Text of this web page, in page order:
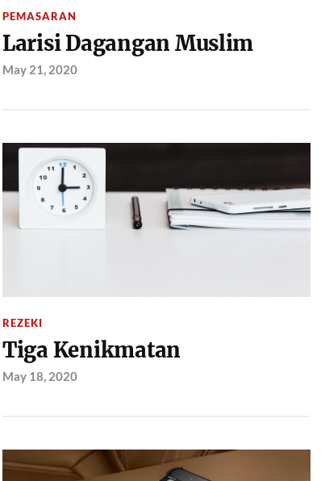
PEMASARAN
Larisi Dagangan Muslim
May 21, 2020
REZEKI
Tiga Kenikmatan
May 18, 2020